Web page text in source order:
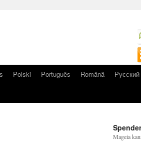
Polski Português Română Русский
Mageia